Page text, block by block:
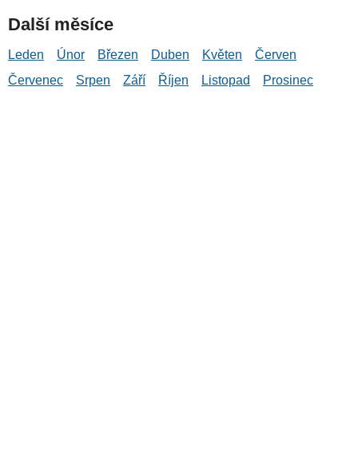
Další měsíce
Leden Únor Březen Duben Květen
Červen
Červenec
Srpen Září Říjen Listopad Prosinec